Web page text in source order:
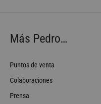
Más Pedro…
Puntos de venta
Colaboraciones
Prensa